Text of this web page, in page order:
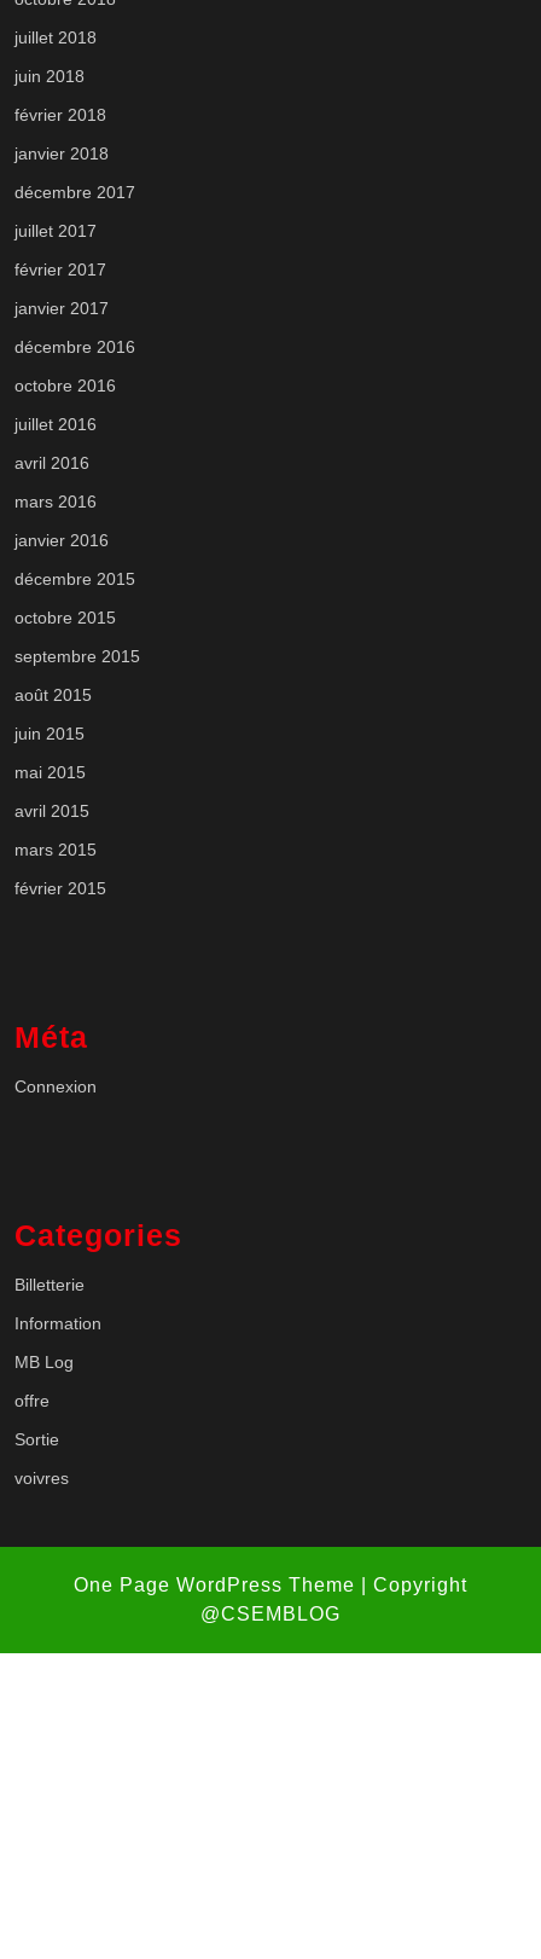
juillet 2018
juin 2018
février 2018
janvier 2018
décembre 2017
juillet 2017
février 2017
janvier 2017
décembre 2016
octobre 2016
juillet 2016
avril 2016
mars 2016
janvier 2016
décembre 2015
octobre 2015
septembre 2015
août 2015
juin 2015
mai 2015
avril 2015
mars 2015
février 2015
Méta
Connexion
Categories
Billetterie
Information
MB Log
offre
Sortie
voivres
One Page WordPress Theme
| Copyright
@CSEMBLOG